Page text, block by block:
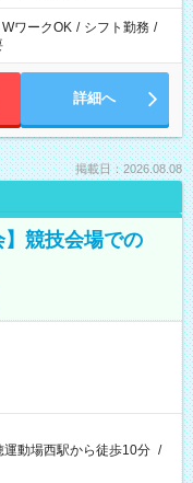
ワークOK / シフト勤務 /
詳細へ
掲載日：2026.08.08
競技会場での
運動場西駅から徒歩10分 /